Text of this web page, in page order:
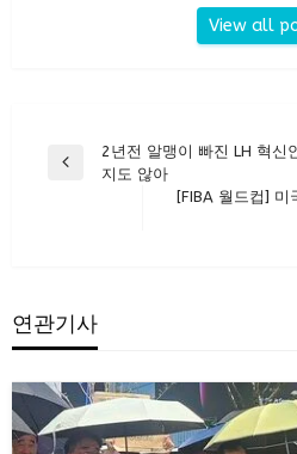
View all
글
Previous
2년전 알맹이 빠진 LH 혁신
지도 않아
[FIBA 월드컵]
연관기사